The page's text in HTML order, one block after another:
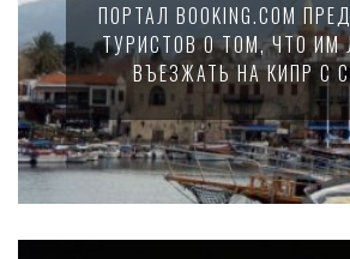
ПОРТАЛ BOOKING.COM
ТУРИСТОВ О ТОМ, ЧТО ИМ
ВЪЕЗЖАТЬ НА КИПР С